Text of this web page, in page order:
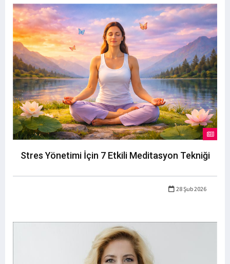
Stres Yönetimi İçin 7 Etkili Meditasyon Tekniği
28 Şub 2026